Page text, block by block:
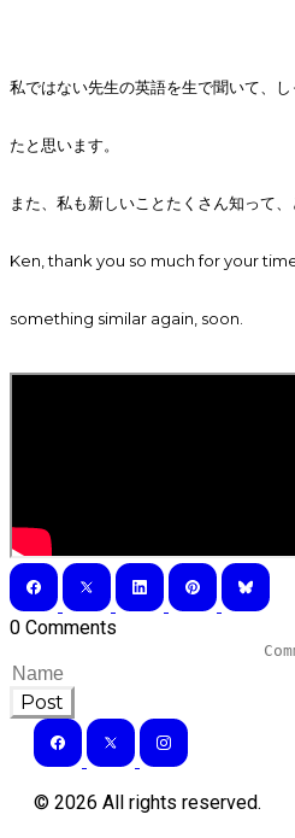
私ではない先生の英語を生で聞いて、
たと思います。
また、私も新しいことたくさん知って、
Ken, thank you so much for your
something similar again, soon.
0 Comments
Post
© 2026 All rights reserved.